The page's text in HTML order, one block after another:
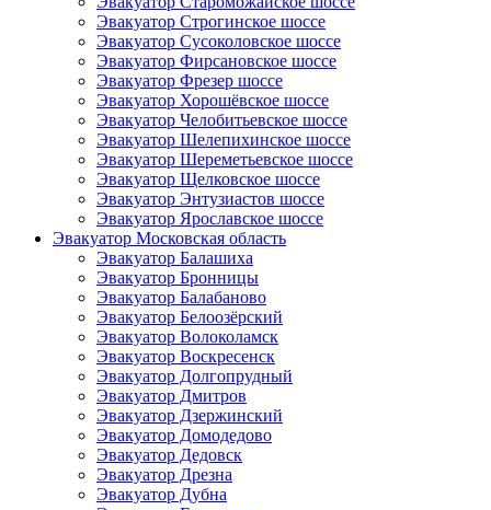
Эвакуатор Строгинское шоссе
Эвакуатор Сусоколовское шоссе
Эвакуатор Фирсановское шоссе
Эвакуатор Фрезер шоссе
Эвакуатор Хорошёвское шоссе
Эвакуатор Челобитьевское шоссе
Эвакуатор Шелепихинское шоссе
Эвакуатор Шереметьевское шоссе
Эвакуатор Щелковское шоссе
Эвакуатор Энтузиастов шоссе
Эвакуатор Ярославское шоссе
Эвакуатор Московская область
Эвакуатор Балашиха
Эвакуатор Бронницы
Эвакуатор Балабаново
Эвакуатор Белоозёрский
Эвакуатор Волоколамск
Эвакуатор Воскресенск
Эвакуатор Долгопрудный
Эвакуатор Дмитров
Эвакуатор Дзержинский
Эвакуатор Домодедово
Эвакуатор Дедовск
Эвакуатор Дрезна
Эвакуатор Дубна